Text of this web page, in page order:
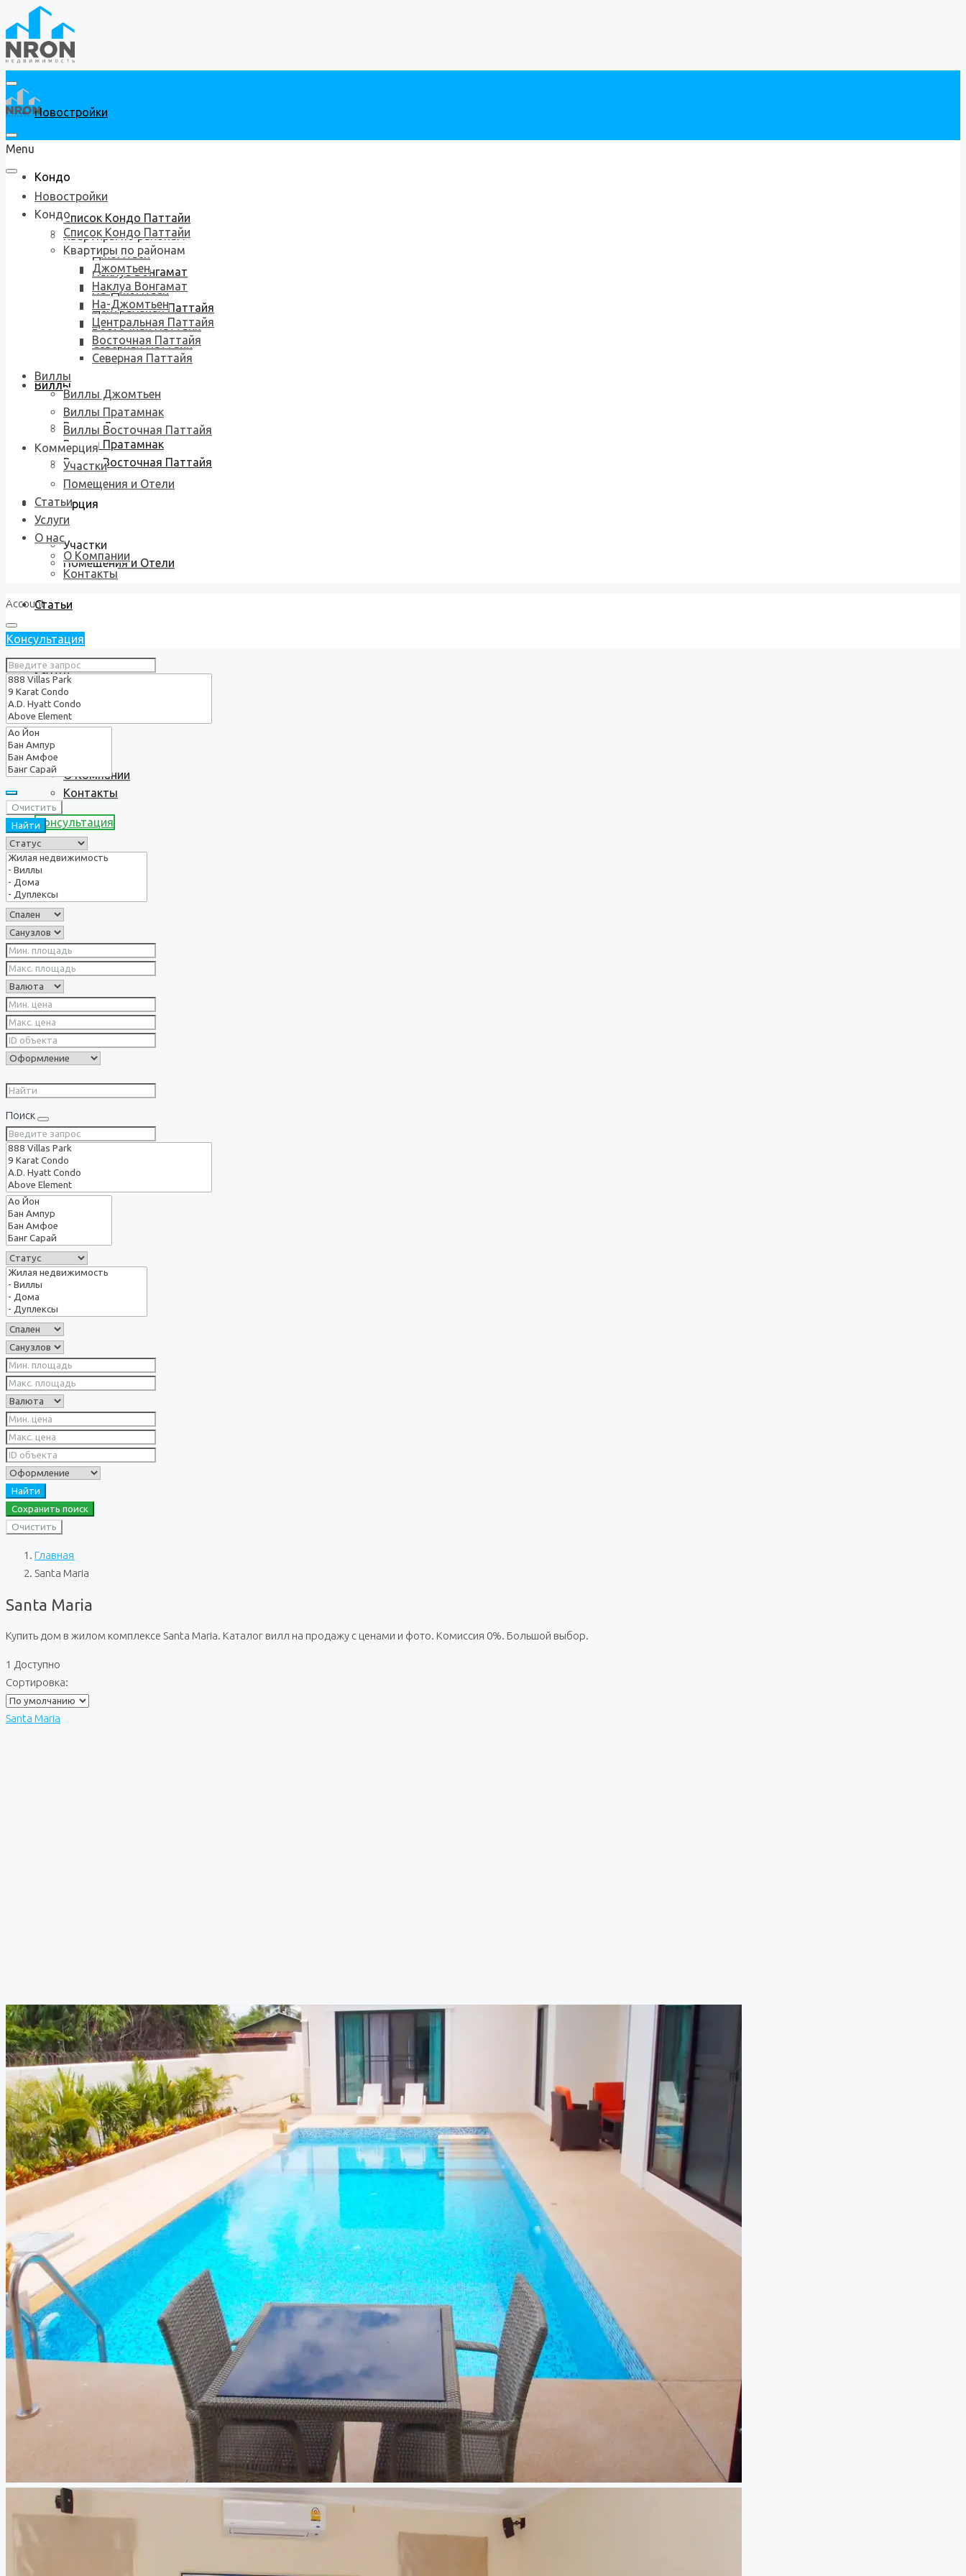
Новостройки
Кондо
Список Кондо Паттайи
Квартиры по районам
Джомтьен
Наклуа Вонгамат
На-Джомтьен
Центральная Паттайя
Восточная Паттайя
Северная Паттайя
Виллы
Виллы Джомтьен
Виллы Пратамнак
Виллы Восточная Паттайя
Коммерция
Участки
Помещения и Отели
Статьи
Услуги
О нас
О Компании
Контакты
Консультация
Menu
Новостройки
Кондо
Список Кондо Паттайи
Квартиры по районам
Джомтьен
Наклуа Вонгамат
На-Джомтьен
Центральная Паттайя
Восточная Паттайя
Северная Паттайя
Виллы
Виллы Джомтьен
Виллы Пратамнак
Виллы Восточная Паттайя
Коммерция
Участки
Помещения и Отели
Статьи
Услуги
О нас
О Компании
Контакты
Account
Консультация
Очистить
Найти
Поиск
Найти
Сохранить поиск
Очистить
Главная
Santa Maria
Santa Maria
Купить дом в жилом комплексе Santa Maria. Каталог вилл на продажу с ценами и фото. Комиссия 0%. Большой выбор.
1 Доступно
Сортировка:
Santa Maria